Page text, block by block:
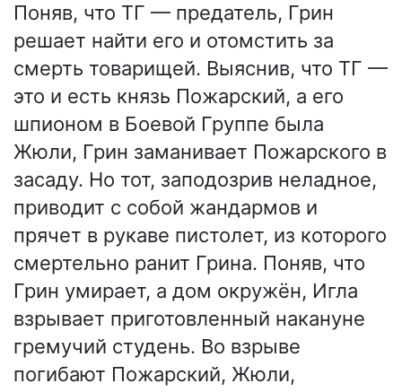
Поняв, что ТГ — предатель, Грин
решает найти его и отомстить за
смерть товарищей. Выяснив, что ТГ —
это и есть князь Пожарский, а его
шпионом в Боевой Группе была
Жюли, Грин заманивает Пожарского в
засаду. Но тот, заподозрив неладное,
приводит с собой жандармов и
прячет в рукаве пистолет, из которого
смертельно ранит Грина. Поняв, что
Грин умирает, а дом окружён, Игла
взрывает приготовленный накануне
гремучий студень. Во взрыве
погибают Пожарский, Жюли,